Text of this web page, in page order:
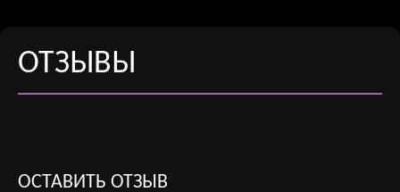
ОТЗЫВЫ
ОСТАВИТЬ ОТЗЫВ